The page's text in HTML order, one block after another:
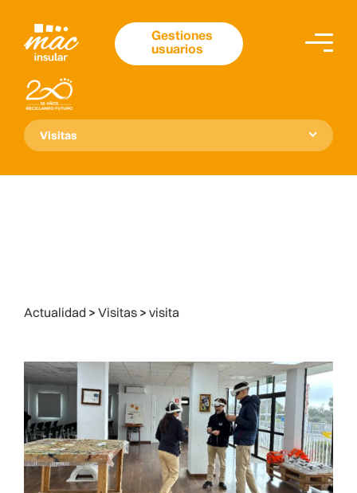
Gestiones
usuarios
Visitas
Actualidad > Visitas > visita